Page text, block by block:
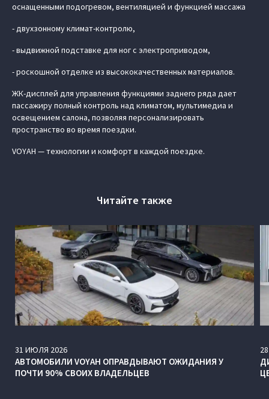
оснащенными подогревом, вентиляцией и функцией массажа
- двухзонному климат-контролю,
- выдвижной подставке для ног с электроприводом,
- роскошной отделке из высококачественных материалов.
ЖК-дисплей для управления функциями заднего ряда дает
пассажиру полный контроль над климатом, мультимедиа и
освещением салона, позволяя персонализировать
пространство во время поездки.
VOYAH — технологии и комфорт в каждой поездке.
Читайте также
31 ИЮЛЯ 2026
АВТОМОБИЛИ VOYAH ОПРАВДЫВАЮТ ОЖИДАНИЯ У
ПОЧТИ 90% СВОИХ ВЛАДЕЛЬЦЕВ
28